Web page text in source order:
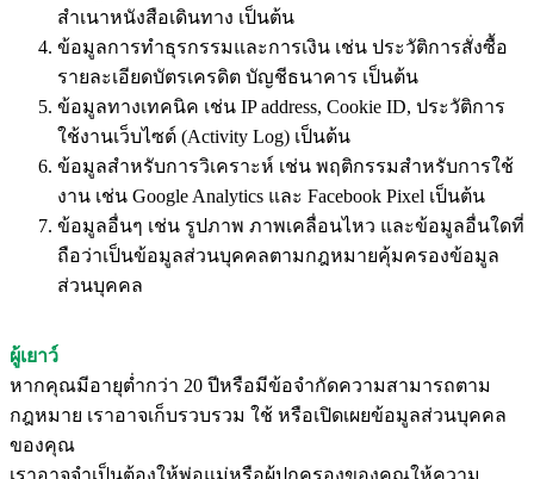
สำเนาหนังสือเดินทาง เป็นต้น
ข้อมูลการทำธุรกรรมและการเงิน เช่น ประวัติการสั่งซื้อ
รายละเอียดบัตรเครดิต บัญชีธนาคาร เป็นต้น
ข้อมูลทางเทคนิค เช่น IP address, Cookie ID, ประวัติการ
ใช้งานเว็บไซต์ (Activity Log) เป็นต้น
ข้อมูลสำหรับการวิเคราะห์ เช่น พฤติกรรมสำหรับการใช้
งาน เช่น Google Analytics และ Facebook Pixel เป็นต้น
ข้อมูลอื่นๆ เช่น รูปภาพ ภาพเคลื่อนไหว และข้อมูลอื่นใดที่
ถือว่าเป็นข้อมูลส่วนบุคคลตามกฎหมายคุ้มครองข้อมูล
ส่วนบุคคล
ผู้เยาว์
หากคุณมีอายุต่ำกว่า 20 ปีหรือมีข้อจำกัดความสามารถตาม
กฎหมาย เราอาจเก็บรวบรวม ใช้ หรือเปิดเผยข้อมูลส่วนบุคคล
ของคุณ